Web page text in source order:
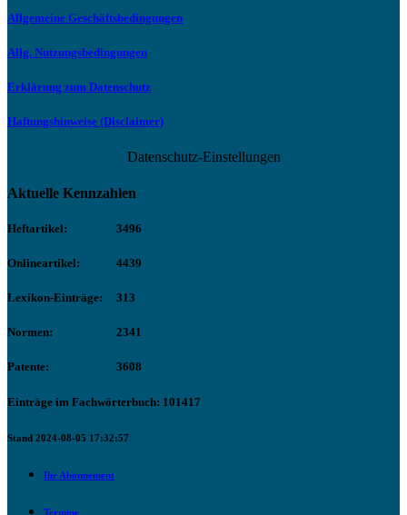
Allgemeine Geschäftsbedingungen
Allg. Nutzungsbedingungen
Erklärung zum Datenschutz
Haftungshinweise (Disclaimer)
Datenschutz-Einstellungen
Aktuelle Kennzahlen
Heftartikel: 3496
Onlineartikel: 4439
Lexikon-Einträge: 313
Normen: 2341
Patente: 3608
Einträge im Fachwörterbuch: 101417
Stand 2024-08-05 17:32:57
Ihr Abonnement
Termine